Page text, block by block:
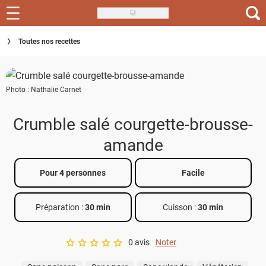
Skip
to
main
Recettes
Inspirations
Conseils
Menu de la semaine
Téléchargez l'app Saveurs Recettes
Index des recettes
Guide d'achat
Toutes nos recettes
Photo : Nathalie Carnet
Crumble salé courgette-brousse-
amande
Pour 4 personnes Facile
Préparation :30 min Cuisson :30 min
A star rating of 0 out of 5.
0 avis Noter